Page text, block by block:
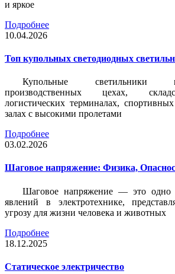
и яркое
Подробнее
10.04.2026
Топ купольных светодиодных
Купольные светильники
производственных цехах,
логистических терминалах,
залах с высокими пролетами
Подробнее
03.02.2026
Шаговое напряжение: Физика,
Шаговое напряжение — это одно
явлений в электротехнике,
угрозу для жизни человека и животных
Подробнее
18.12.2025
Статическое электричество